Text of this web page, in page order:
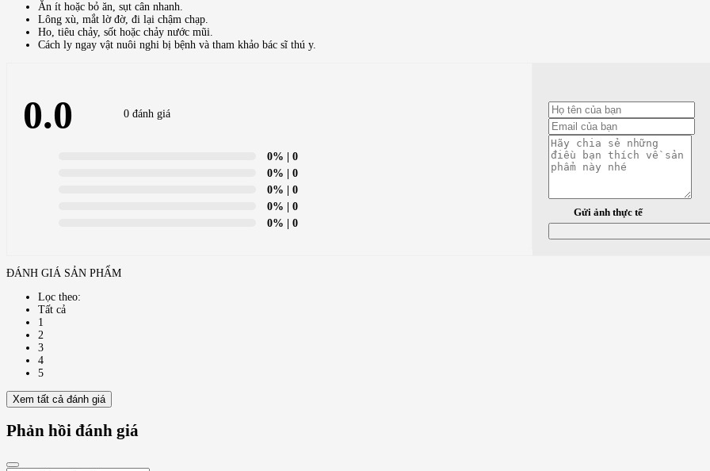
Ăn ít hoặc bỏ ăn, sụt cân nhanh.
Lông xù, mắt lờ đờ, đi lại chậm chạp.
Ho, tiêu chảy, sốt hoặc chảy nước mũi.
Cách ly ngay vật nuôi nghi bị bệnh và tham khảo bác sĩ thú y.
0.0 0 đánh giá
0% | 0
0% | 0
0% | 0
0% | 0
0% | 0
Gửi ảnh thực tế
ĐÁNH GIÁ SẢN PHẨM
Lọc theo:
Tất cả
1
2
3
4
5
Xem tất cả đánh giá
Phản hồi đánh giá